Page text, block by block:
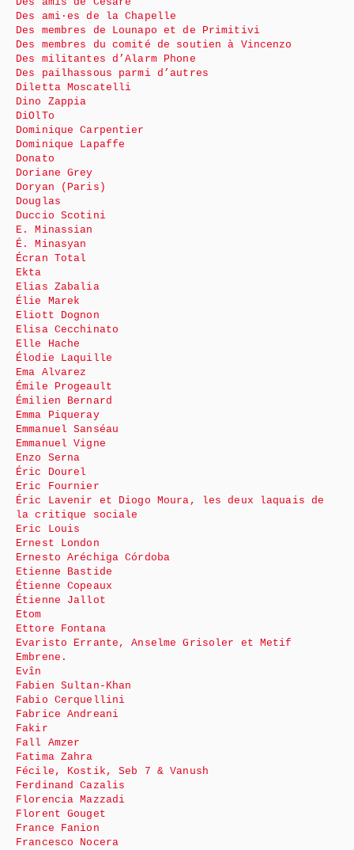
Des ami·es de la Chapelle
Des membres de Lounapo et de Primitivi
Des membres du comité de soutien à Vincenzo
Des militantes d’Alarm Phone
Des pailhassous parmi d’autres
Diletta Moscatelli
Dino Zappia
DiOlTo
Dominique Carpentier
Dominique Lapaffe
Donato
Doriane Grey
Doryan (Paris)
Douglas
Duccio Scotini
E. Minassian
É. Minasyan
Écran Total
Ekta
Elias Zabalia
Élie Marek
Eliott Dognon
Elisa Cecchinato
Elle Hache
Élodie Laquille
Ema Alvarez
Émile Progeault
Émilien Bernard
Emma Piqueray
Emmanuel Sanséau
Emmanuel Vigne
Enzo Serna
Éric Dourel
Eric Fournier
Éric Lavenir et Diogo Moura, les deux laquais de
la critique sociale
Eric Louis
Ernest London
Ernesto Aréchiga Córdoba
Etienne Bastide
Étienne Copeaux
Étienne Jallot
Etom
Ettore Fontana
Evaristo Errante, Anselme Grisoler et Metif
Embrene.
Evîn
Fabien Sultan-Khan
Fabio Cerquellini
Fabrice Andreani
Fakir
Fall Amzer
Fatima Zahra
Fécile, Kostik, Seb 7 & Vanush
Ferdinand Cazalis
Florencia Mazzadi
Florent Gouget
France Fanion
Francesco Nocera